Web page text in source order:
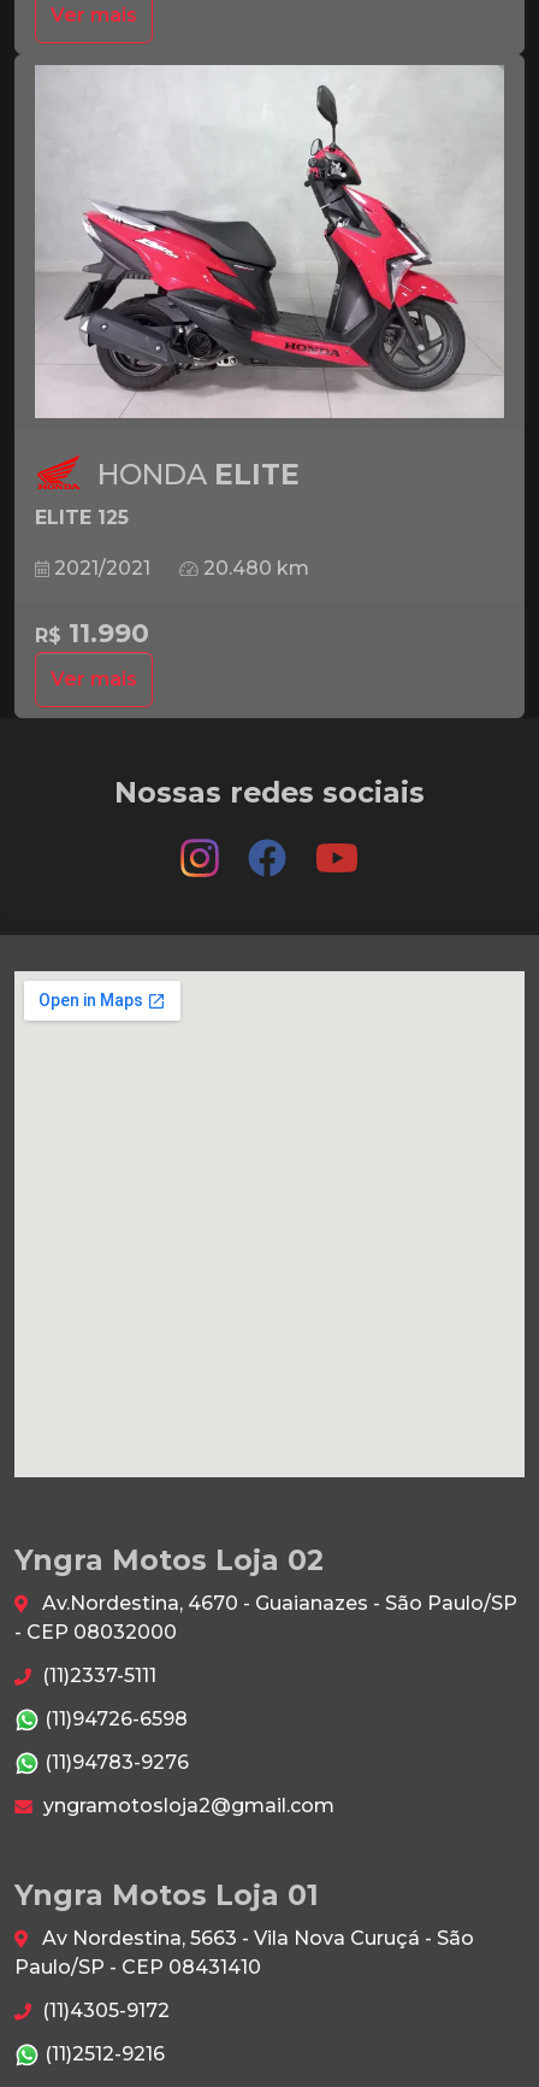
Ver mais
HONDA ELITE
ELITE 125
2021/2021 20.480 km
R$ 11.990
Ver mais
Nossas redes sociais
Yngra Motos Loja 02
Av.Nordestina, 4670 - Guaianazes - São Paulo/SP
- CEP 08032000
(11)2337-5111
(11)94726-6598
(11)94783-9276
yngramotosloja2@gmail.com
Yngra Motos Loja 01
Av Nordestina, 5663 - Vila Nova Curuçá - São
Paulo/SP - CEP 08431410
(11)4305-9172
(11)2512-9216